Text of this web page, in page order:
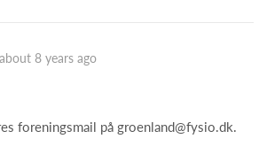
about 8 years ago
foreningsmail på groenland@fysio.dk.